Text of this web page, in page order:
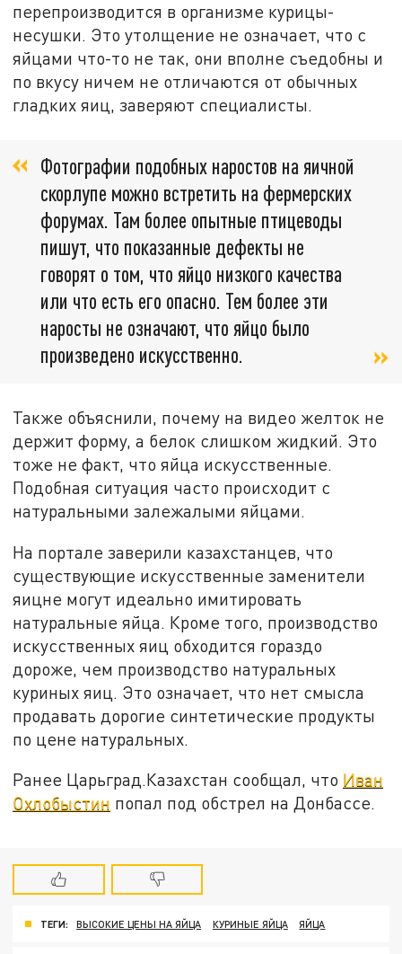
перепроизводится в организме курицы-
несушки. Это утолщение не означает, что с
яйцами что-то не так, они вполне съедобны и
по вкусу ничем не отличаются от обычных
гладких яиц, заверяют специалисты.
Фотографии подобных наростов на яичной
скорлупе можно встретить на фермерских
форумах. Там более опытные птицеводы
пишут, что показанные дефекты не
говорят о том, что яйцо низкого качества
или что есть его опасно. Тем более эти
наросты не означают, что яйцо было
произведено искусственно.
Также объяснили, почему на видео желток не
держит форму, а белок слишком жидкий. Это
тоже не факт, что яйца искусственные.
Подобная ситуация часто происходит с
натуральными залежалыми яйцами.
На портале заверили казахстанцев, что
существующие искусственные заменители
яицне могут идеально имитировать
натуральные яйца. Кроме того, производство
искусственных яиц обходится гораздо
дороже, чем производство натуральных
куриных яиц. Это означает, что нет смысла
продавать дорогие синтетические продукты
по цене натуральных.
Ранее Царьград.Казахстан сообщал, что Иван
Охлобыстин попал под обстрел на Донбассе.
ТЕГИ: ВЫСОКИЕ ЦЕНЫ НА ЯЙЦА КУРИНЫЕ ЯЙЦА ЯЙЦА